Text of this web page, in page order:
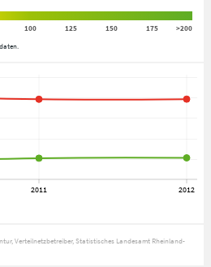
100 125 150 175
>200
Verteilnetzbetreiber Statistisches Landesamt Rheinland-